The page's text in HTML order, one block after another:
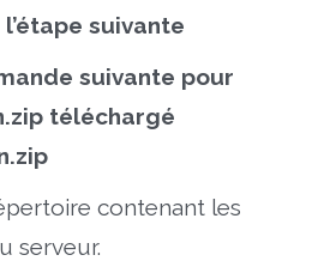
suivante
suivante pour
téléchargé
contenant les
serveur.